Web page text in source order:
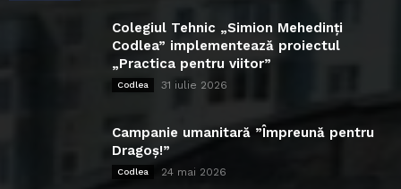
Colegiul Tehnic „Simion Mehedinți
Codlea” implementează proiectul
„Practica pentru viitor”
Codlea 31 iulie 2026
Campanie umanitară ”Împreună pentru
Dragoș!”
Codlea 24 mai 2026